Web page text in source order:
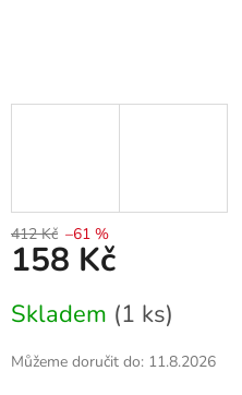
412 Kč –61 %
158 Kč
cena:
Skladem (1 ks)
Můžeme doručit do: 11.8.2026